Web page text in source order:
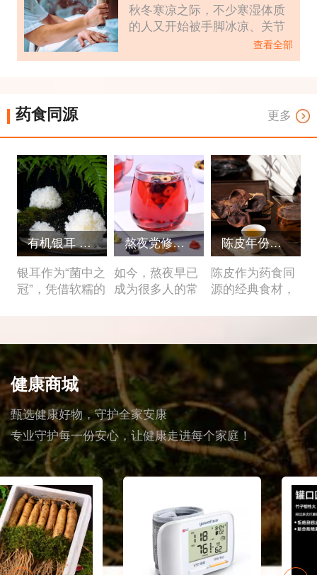
**又不伤身。
不齐，真假混杂，更有不良商
家为了保鲜、增色、增重，用
硫磺熏制枸杞，制成危害健康
的“毒枸杞”。普通人缺乏专业
业工具，一眼就能认出真假枸
普通艾灸更猛，适合寒湿重
的人
秋冬寒凉之际，不少寒湿体质
的人又开始被手脚冰凉、关节
冷痛、畏寒怕冷所困扰，即便
多添衣物、喝温热汤水，也难
少有人知道，有一种传承百年
的古法灸疗——雷火灸，比普
通艾灸火力更猛、药力更峻，
堪称寒湿体质的“克星”，历经
数百年传承，依旧守护着国人
的健康。
查看全部
药食同源 更多
测评专区 药膳餐饮 药食产品 膳食管理
有机银耳 vs 普通银耳：泡发率、胶质含量大比拼，值不值得买？
银耳作为“菌中之
冠”，凭借软糯的
管是煮银耳羹、
煲汤，还是搭配
甜品，都能发挥
**润燥、**润肤
的功效。但如今
市面上的银耳，
分为有机和普通
两种，价格差距
不小，很多人纠
结不已：
熬夜党修复饮食方案：每天 1 杯桑椹桂圆茶 + 2 种食材，补足气血
如今，熬夜早已
成为很多人的常
人熬夜刷手机，
看似只是“少睡几
个小时”，实则在
悄悄耗损身体的
气血。中医认
为，“人卧则血归
于肝”，熬夜会打
破气血运行规
律，导致气血亏
虚，久而久之，
就会出现面色暗
沉、黑眼圈加
重、头晕乏力、
失眠多梦、脱发
陈皮年份越深越好？3 年、5 年、10 年陈皮的用法区别
陈皮作为药食同
源的经典食材，
物，**健脾、燥
湿**的功效深入
人心。随着陈皮
**热潮兴起，“年
份越深，陈皮越
好”的说法广为流
传，不少人盲目
追求10年以上的
老陈皮，不惜花
费高价购买，却
不知陈皮的价值
不在于年份长
短，而在于“适配
用法”。3年、5
健康商城
甄选健康好物，守护全家安康
专业守护每一份安心，让健康走进每个家庭！